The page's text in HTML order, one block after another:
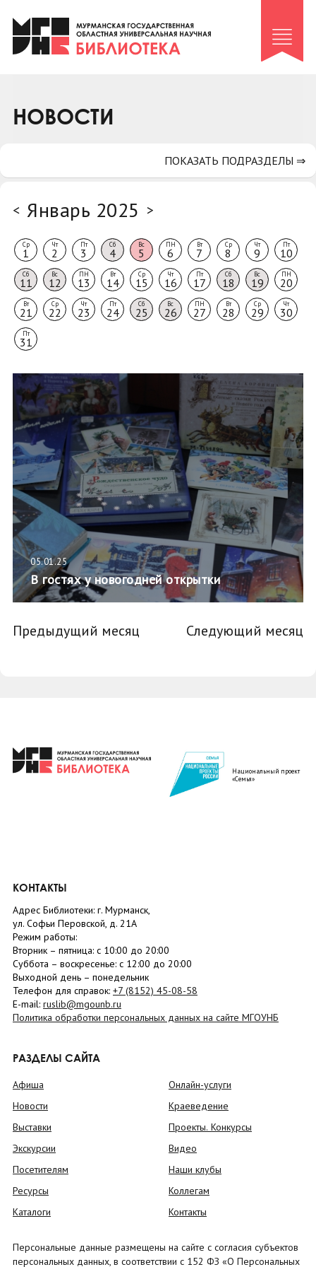
Клуб «Гиря и сельдерей»
Клуб «Семейный архив»
Коллегам
НОВОСТИ
< Январь 2025 >
Ср
1
Чт
2
Пт
3
Сб
4
Вс
5
ПН
6
Вт
7
Ср
8
Чт
9
Пт
10
Сб
11
Вс
12
ПН
13
Вт
14
Ср
15
Чт
16
Пт
17
Сб
18
Вс
19
ПН
20
Вт
21
Ср
22
Чт
23
Пт
24
Сб
25
Вс
26
ПН
27
Вт
28
Ср
29
Чт
30
Пт
31
05.01.25
В гостях у новогодней открытки
Предыдущий месяц Следующий месяц
ПОКАЗАТЬ ПОДРАЗДЕЛЫ ⇒
Национальный проект
«Семья»
КОНТАКТЫ
Адрес Библиотеки: г. Мурманск,
ул. Софьи Перовской, д. 21А
Режим работы:
Вторник – пятница: с 10:00 до 20:00
Суббота – воскресенье: c 12:00 до 20:00
Выходной день – понедельник
Телефон для справок: +7 (8152) 45-08-58
E-mail: ruslib@mgounb.ru
Политика обработки персональных данных на сайте МГОУНБ
РАЗДЕЛЫ САЙТА
Афиша
Новости
Выставки
Экскурсии
Посетителям
Ресурсы
Каталоги
Онлайн-услуги
Краеведение
Проекты. Конкурсы
Видео
Наши клубы
Коллегам
Контакты
Персональные данные размещены на сайте с согласия субъектов
персональных данных, в соответствии с 152 ФЗ «О Персональных